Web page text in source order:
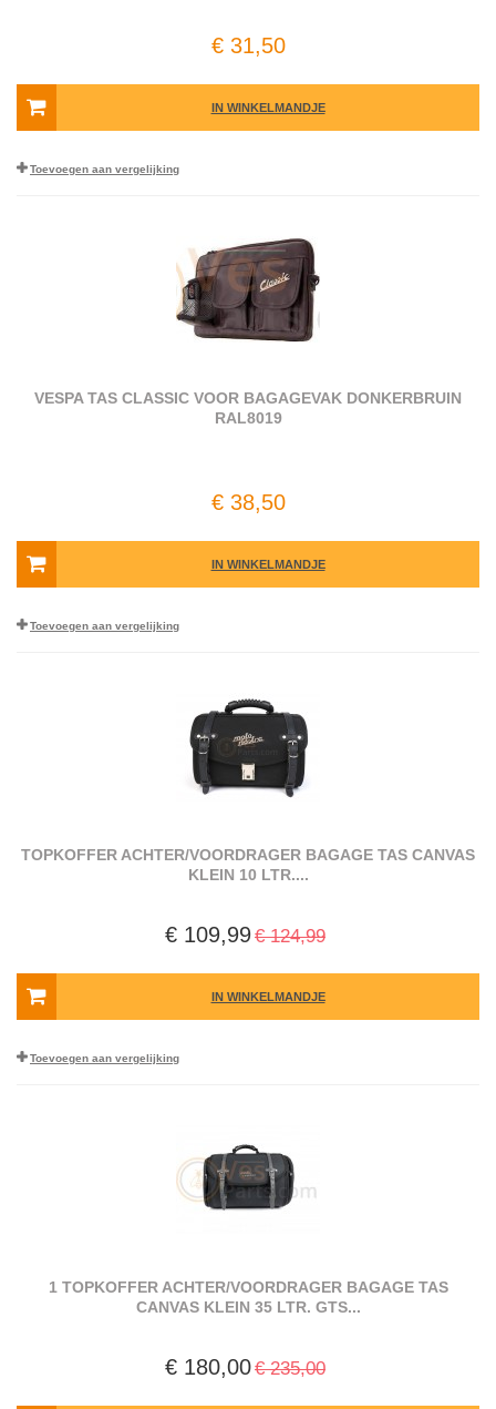
€ 31,50
IN WINKELMANDJE
Toevoegen aan vergelijking
VESPA TAS CLASSIC VOOR BAGAGEVAK DONKERBRUIN
RAL8019
€ 38,50
IN WINKELMANDJE
Toevoegen aan vergelijking
TOPKOFFER ACHTER/VOORDRAGER BAGAGE TAS CANVAS
KLEIN 10 LTR....
€ 109,99€ 124,99
IN WINKELMANDJE
Toevoegen aan vergelijking
1 TOPKOFFER ACHTER/VOORDRAGER BAGAGE TAS
CANVAS KLEIN 35 LTR. GTS...
€ 180,00€ 235,00